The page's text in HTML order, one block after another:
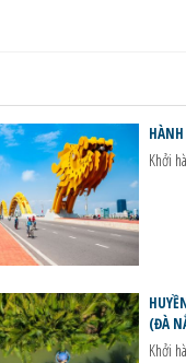
Khởi
(ĐÀ
Khởi